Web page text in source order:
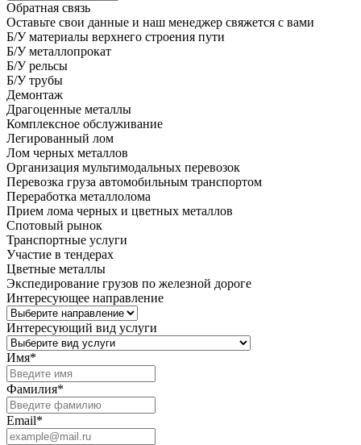
Обратная связь
Оставьте свои данные и наш менеджер свяжется с вами
Б/У материалы верхнего строения пути
Б/У металлопрокат
Б/У рельсы
Б/У трубы
Демонтаж
Драгоценные металлы
Комплексное обслуживание
Легированный лом
Лом черных металлов
Организация мультимодальных перевозок
Перевозка груза автомобильным транспортом
Переработка металлолома
Прием лома черных и цветных металлов
Спотовый рынок
Транспортные услуги
Участие в тендерах
Цветные металлы
Экспедирование грузов по железной дороге
Интересующее направление
Интересующий вид услуги
Имя*
Фамилия*
Email*